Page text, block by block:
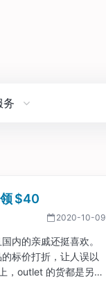
务
$40
2020-10-09
内的亲戚还挺喜欢。
标价打折，让人误以
，outlet 的货都是另一